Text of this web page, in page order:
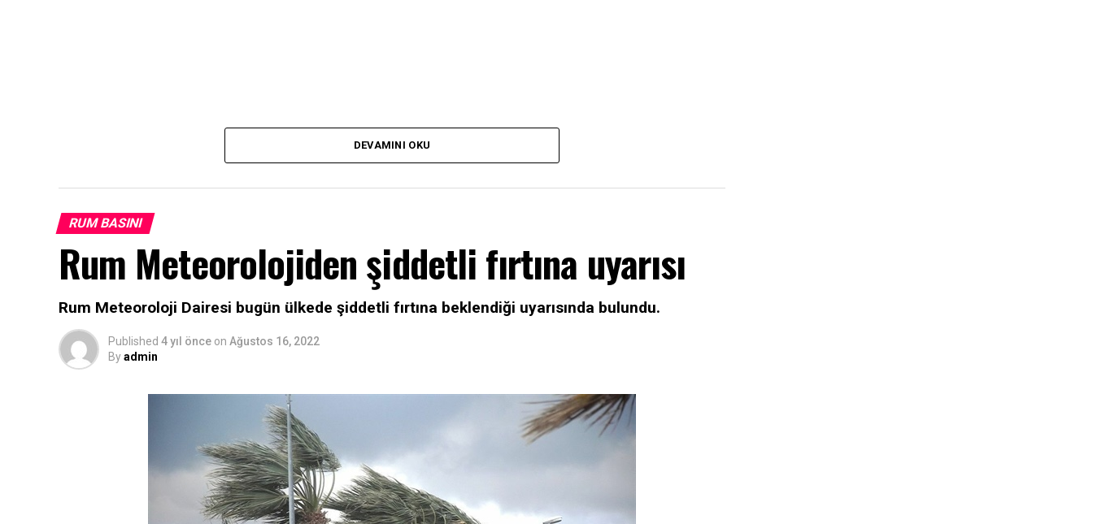
DEVAMINI OKU
RUM BASINI
Rum Meteorolojiden şiddetli fırtına uyarısı
Rum Meteoroloji Dairesi bugün ülkede şiddetli fırtına beklendiği uyarısında bulundu.
Published 4 yıl önce on Ağustos 16, 2022
Byadmin